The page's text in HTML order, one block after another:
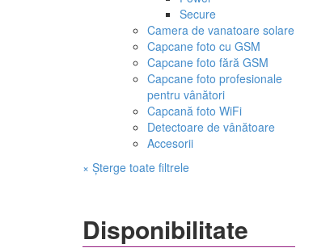
Secure
Camera de vanatoare solare
Capcane foto cu GSM
Capcane foto fără GSM
Capcane foto profesionale
pentru vânători
Capcană foto WiFi
Detectoare de vânătoare
Accesorii
× Șterge toate filtrele
Disponibilitate